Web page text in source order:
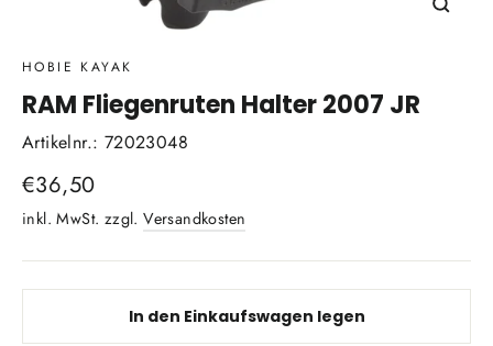
HOBIE KAYAK
RAM Fliegenruten Halter 2007 JR
Artikelnr.: 72023048
Normaler
Preis
€36,50
inkl. MwSt. zzgl.Versandkosten
In den Einkaufswagen legen